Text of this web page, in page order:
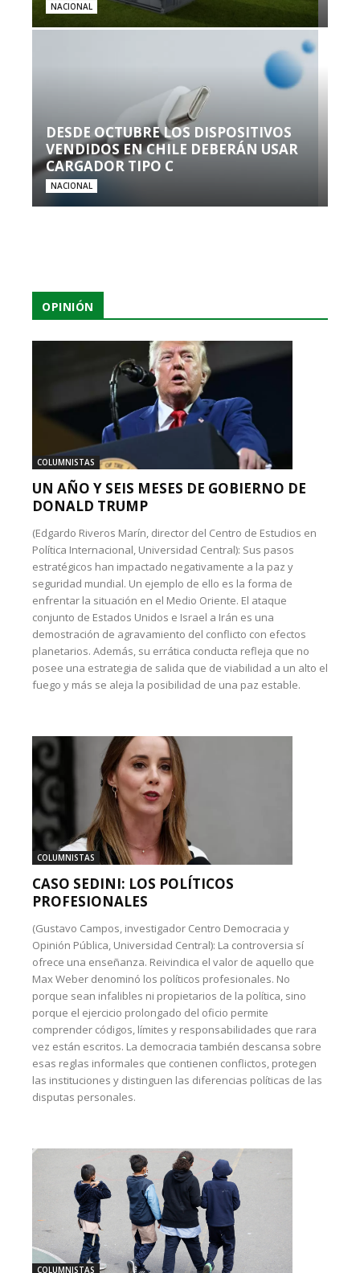
NACIONAL
DESDE OCTUBRE LOS DISPOSITIVOS
VENDIDOS EN CHILE DEBERÁN USAR
CARGADOR TIPO C
NACIONAL
OPINIÓN
COLUMNISTAS
UN AÑO Y SEIS MESES DE GOBIERNO DE
DONALD TRUMP
(Edgardo Riveros Marín, director del Centro de Estudios en
Política Internacional, Universidad Central): Sus pasos
estratégicos han impactado negativamente a la paz y
seguridad mundial. Un ejemplo de ello es la forma de
enfrentar la situación en el Medio Oriente. El ataque
conjunto de Estados Unidos e Israel a Irán es una
demostración de agravamiento del conflicto con efectos
planetarios. Además, su errática conducta refleja que no
posee una estrategia de salida que de viabilidad a un alto el
fuego y más se aleja la posibilidad de una paz estable.
COLUMNISTAS
CASO SEDINI: LOS POLÍTICOS
PROFESIONALES
(Gustavo Campos, investigador Centro Democracia y
Opinión Pública, Universidad Central): La controversia sí
ofrece una enseñanza. Reivindica el valor de aquello que
Max Weber denominó los políticos profesionales. No
porque sean infalibles ni propietarios de la política, sino
porque el ejercicio prolongado del oficio permite
comprender códigos, límites y responsabilidades que rara
vez están escritos. La democracia también descansa sobre
esas reglas informales que contienen conflictos, protegen
las instituciones y distinguen las diferencias políticas de las
disputas personales.
COLUMNISTAS